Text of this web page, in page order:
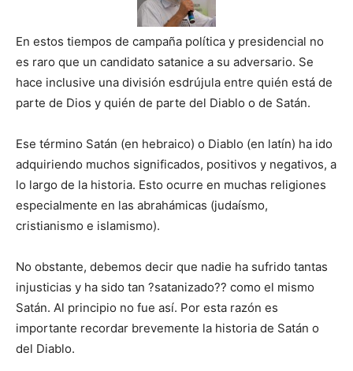
En estos tiempos de campaña política y presidencial no
es raro que un candidato satanice a su adversario. Se
hace inclusive una división esdrújula entre quién está de
parte de Dios y quién de parte del Diablo o de Satán.
Ese término Satán (en hebraico) o Diablo (en latín) ha ido
adquiriendo muchos significados, positivos y negativos, a
lo largo de la historia. Esto ocurre en muchas religiones
especialmente en las abrahámicas (judaísmo,
cristianismo e islamismo).
No obstante, debemos decir que nadie ha sufrido tantas
injusticias y ha sido tan ?satanizado?? como el mismo
Satán. Al principio no fue así. Por esta razón es
importante recordar brevemente la historia de Satán o
del Diablo.